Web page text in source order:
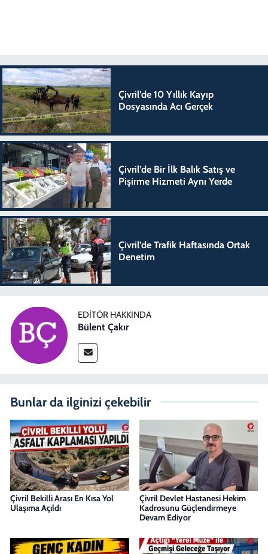
Çivril’de 10 Yıllık Kayıp
Dosyasında Acı Gerçek
Çivril’de Bir İlk Balık Satış ve
Pişirme Hizmeti Aynı Yerde
Çivril’de Trafik Haftasında Ortak
Denetim
EDITÖR HAKKINDA
Bülent Çakır
Bunlar da ilginizi çekebilir
Çivril Bekilli Arası En Kısa Yol
Ulaşıma Açıldı
Çivril Devlet Hastanesi Hekim
Kadrosunu Güçlendirmeye
Devam Ediyor